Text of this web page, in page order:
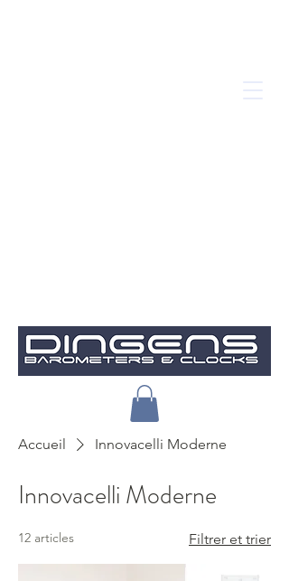
Accueil Innovacelli Moderne
Innovacelli Moderne
12 articles Filtrer et trier